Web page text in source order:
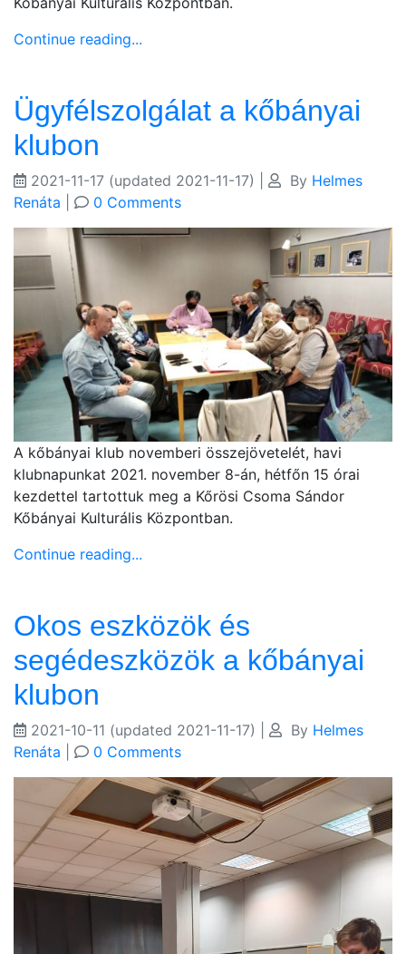
Continue reading...
Ügyfélszolgálat a kőbányai
klubon
2021-11-17 (updated 2021-11-17) By Helmes
Renáta
0 Comments
A kőbányai klub novemberi összejövetelét, havi
klubnapunkat 2021. november 8-án, hétfőn 15 órai
kezdettel tartottuk meg a Kőrösi Csoma Sándor
Kőbányai Kulturális Központban.
Continue reading...
Okos eszközök és
segédeszközök a kőbányai
klubon
2021-10-11 (updated 2021-11-17) By Helmes
Renáta
0 Comments